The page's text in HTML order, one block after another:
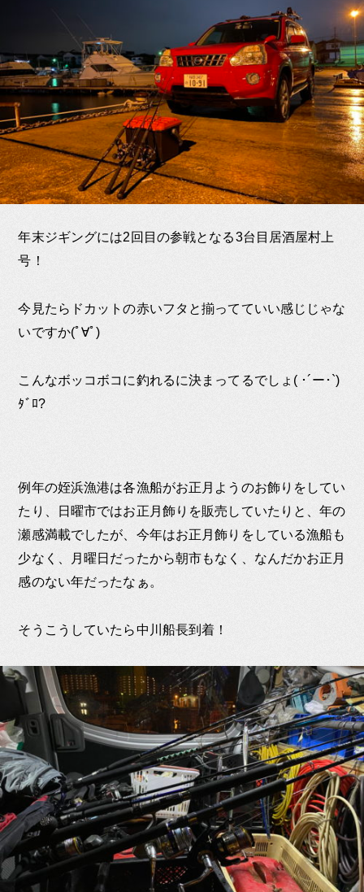
年末ジギングには2回目の参戦となる3台目居酒屋村上
号！
今見たらドカットの赤いフタと揃ってていい感じじゃな
いですか(ﾟ∀ﾟ)
こんなボッコボコに釣れるに決まってるでしょ( ･´ー･`)
ﾀﾞﾛ?
例年の姪浜漁港は各漁船がお正月ようのお飾りをしてい
たり、日曜市ではお正月飾りを販売していたりと、年の
瀬感満載でしたが、今年はお正月飾りをしている漁船も
少なく、月曜日だったから朝市もなく、なんだかお正月
感のない年だったなぁ。
そうこうしていたら中川船長到着！